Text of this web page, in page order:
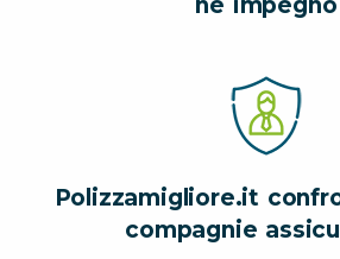
Polizzamigliore.it
compagnie